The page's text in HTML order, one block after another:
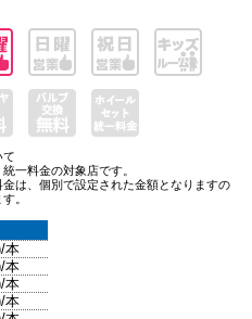
て
一料金の対象店です。
は、個別で設定された金額となりますの
。
本
本
本
本